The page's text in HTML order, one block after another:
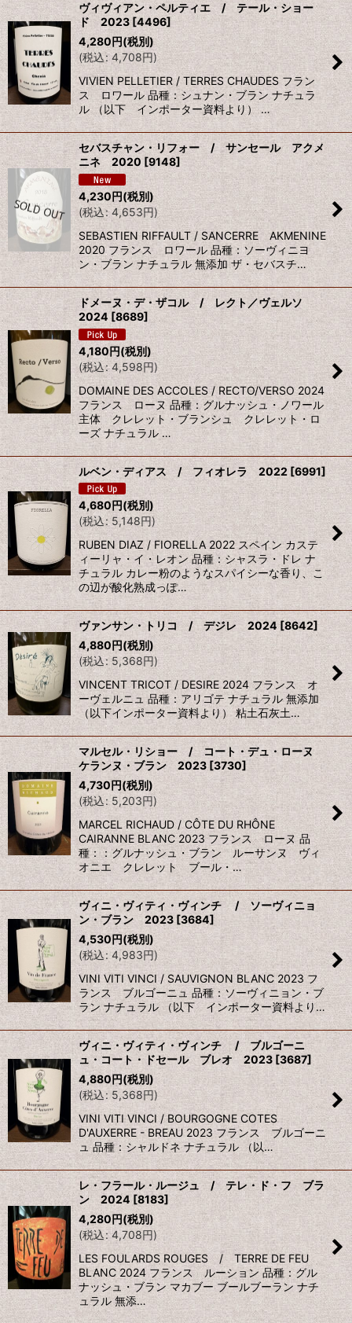
ヴィヴィアン・ペルティエ / テール・ショー
ド 2023 [4496]
4,280円(税別)
(税込: 4,708円)
VIVIEN PELLETIER / TERRES CHAUDES フラン
ス ロワール 品種：シュナン・ブラン ナチュラ
ル （以下 インポーター資料より） …
セバスチャン・リフォー / サンセール アクメ
ニネ 2020 [9148]
4,230円(税別)
(税込: 4,653円)
SEBASTIEN RIFFAULT / SANCERRE AKMENINE
2020 フランス ロワール 品種：ソーヴィニヨ
ン・ブラン ナチュラル 無添加 ザ・セバスチ…
ドメーヌ・デ・ザコル / レクト／ヴェルソ
2024 [8689]
4,180円(税別)
(税込: 4,598円)
DOMAINE DES ACCOLES / RECTO/VERSO 2024
フランス ローヌ 品種：グルナッシュ・ノワール
主体 クレレット・ブランシュ クレレット・ロ
ーズ ナチュラル …
ルベン・ディアス / フィオレラ 2022 [6991]
4,680円(税別)
(税込: 5,148円)
RUBEN DIAZ / FIORELLA 2022 スペイン カステ
ィーリャ・イ・レオン 品種：シャスラ・ドレ ナ
チュラル カレー粉のようなスパイシーな香り、こ
の辺が酸化熟成っぽ…
ヴァンサン・トリコ / デジレ 2024[8642]
4,880円(税別)
(税込: 5,368円)
VINCENT TRICOT / DESIRE 2024 フランス オ
ーヴェルニュ 品種：アリゴテ ナチュラル 無添加
（以下インポーター資料より） 粘土石灰土…
マルセル・リショー / コート・デュ・ローヌ
ケランヌ・ブラン 2023 [3730]
4,730円(税別)
(税込: 5,203円)
MARCEL RICHAUD / CÔTE DU RHÔNE
CAIRANNE BLANC 2023 フランス ローヌ 品
種：：グルナッシュ・ブラン ルーサンヌ ヴィ
オニエ クレレット ブール・…
ヴィニ・ヴィティ・ヴィンチ / ソーヴィニョ
ン・ブラン 2023[3684]
4,530円(税別)
(税込: 4,983円)
VINI VITI VINCI / SAUVIGNON BLANC 2023 フ
ランス ブルゴーニュ 品種：ソーヴィニョン・ブ
ラン ナチュラル （以下 インポーター資料より…
ヴィニ・ヴィティ・ヴィンチ / ブルゴーニ
ュ・コート・ドセール ブレオ 2023 [3687]
4,880円(税別)
(税込: 5,368円)
VINI VITI VINCI / BOURGOGNE COTES
D'AUXERRE - BREAU 2023 フランス ブルゴーニ
ュ 品種：シャルドネ ナチュラル （以…
レ・フラール・ルージュ / テレ・ド・フ ブラ
ン 2024 [8183]
4,280円(税別)
(税込: 4,708円)
LES FOULARDS ROUGES / TERRE DE FEU
BLANC 2024 フランス ルーション 品種：グル
ナッシュ・ブラン マカブー ブールブーラン ナチ
ュラル 無添…